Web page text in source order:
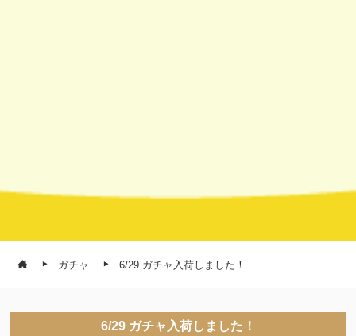
ガチャ 6/29 ガチャ入荷しました！
6/29 ガチャ入荷しました！